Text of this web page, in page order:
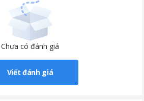
ấm bằng đèn Halogen chất lượng tốt,
làm hại mắt, không đốt oxi, đem đến
Chưa có đánh giá
Viết đánh giá